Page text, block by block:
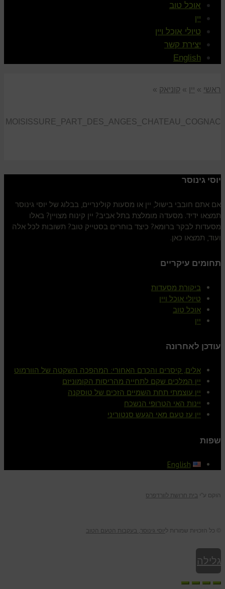
אוכל טוב
יין
טיולי אוכל ויין
יצירת קשר
English
ראשי » יין » קוניאק »
MOISISSURE_PART_DES_ANGES_CHATEAU_COGNAC
יוסי גינוסר
אם אתם חובבי בישול, יין או מסעות קולינריים, בבלוג של יוסי גינוסר
תמצאו ידיד. מסעדה מומלצת בתל אביב? יין קינוח מצויין? באלו
מסעדות לבקר ברומא? כיצד בוחרים בסטייק טוב? תשובות לכל אלה
ועוד, תמצאו כאן.
תחומים עיקריים
ביקורת מסעדות
טיולי אוכל ויין
אוכל טוב
יין
עודכן לאחרונה
אלים, קיסרים והכרם האחורי: המהפכה השקטה של הוורמוט
יין המלכים שקם לתחייה מהריסות הקומוניזם
יין עוצמתי תחת השמיים הזכים של טוסקנה
יינות האי הטרופי הנשכח
יין עז טעם מאי הגעש סנטוריני
שפות
English
הוקם ע"י בית חרושת לוורדפרס
© כל הזכויות שמורות ליוסי גינוסר, בעקבות הטעם הטוב
גלילה
לראש